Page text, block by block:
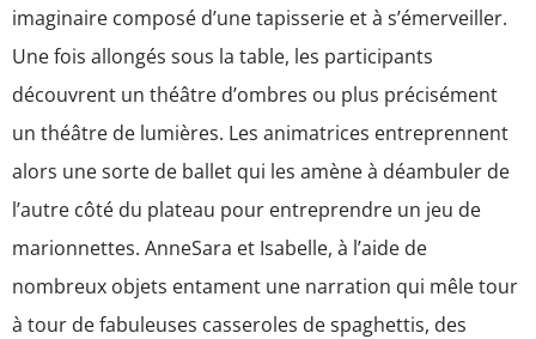
imaginaire composé d’une tapisserie et à s’émerveiller.
Une fois allongés sous la table, les participants
découvrent un théâtre d’ombres ou plus précisément
un théâtre de lumières. Les animatrices entreprennent
alors une sorte de ballet qui les amène à déambuler de
l’autre côté du plateau pour entreprendre un jeu de
marionnettes. AnneSara et Isabelle, à l’aide de
nombreux objets entament une narration qui mêle tour
à tour de fabuleuses casseroles de spaghettis, des